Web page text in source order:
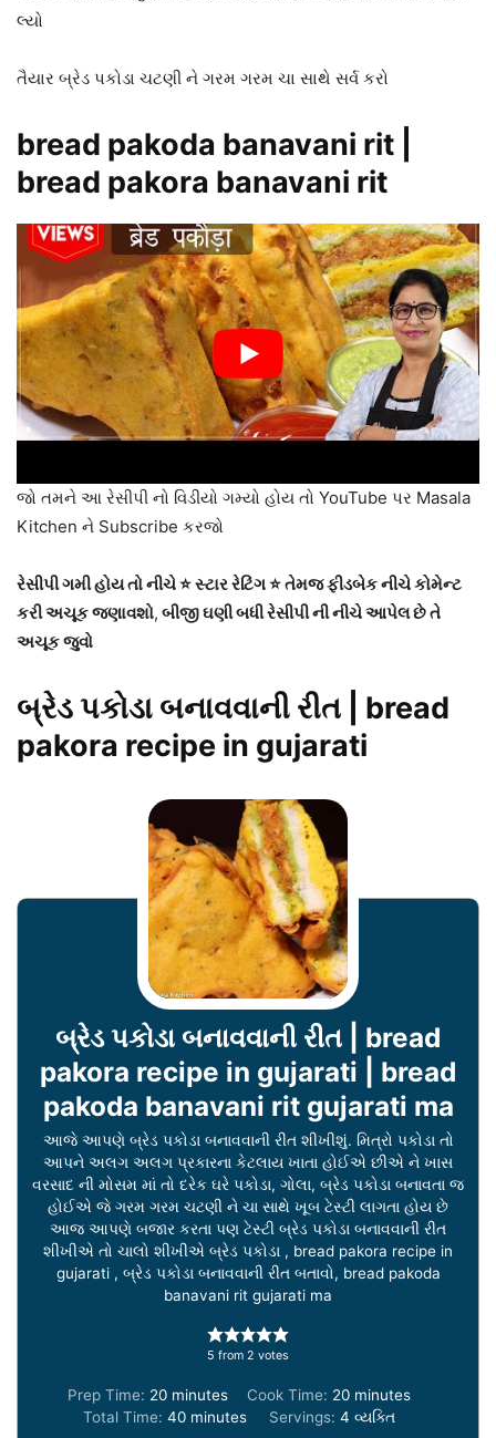
લ્યો
તૈયાર બ્રેડ પકોડા ચટણી ને ગરમ ગરમ ચા સાથે સર્વ કરો
bread pakoda banavani rit |
bread pakora banavani rit
જો તમને આ રેસીપી નો વિડીયો ગમ્યો હોય તો YouTube પર Masala
Kitchen ને Subscribe કરજો
રેસીપી ગમી હોય તો નીચે ⭐ સ્ટાર રેટિંગ ⭐ તેમજ ફીડબેક નીચે કોમેન્ટ
કરી અચૂક જણાવશો, બીજી ઘણી બધી રેસીપી ની નીચે આપેલ છે તે
અચૂક જુવો
બ્રેડ પકોડા બનાવવાની રીત | bread
pakora recipe in gujarati
બ્રેડ પકોડા બનાવવાની રીત | bread
pakora recipe in gujarati | bread
pakoda banavani rit gujarati ma
આજે આપણે બ્રેડ પકોડા બનાવવાની રીત શીખીશું. મિત્રો પકોડા તો
આપને અલગ અલગ પ્રકારના કેટલાય ખાતા હોઈએ છીએ ને ખાસ
વરસાદ ની મોસમ માં તો દરેક ઘરે પકોડા, ગોલા, બ્રેડ પકોડા બનાવતા જ
હોઈએ જે ગરમ ગરમ ચટણી ને ચા સાથે ખૂબ ટેસ્ટી લાગતા હોય છે
આજ આપણે બજાર કરતા પણ ટેસ્ટી બ્રેડ પકોડા બનાવવાની રીત
શીખીએ તો ચાલો શીખીએ બ્રેડ પકોડા , bread pakora recipe in
gujarati , બ્રેડ પકોડા બનાવવાની રીત બતાવો, bread pakoda
banavani rit gujarati ma
5 from 2 votes
Prep Time: 20minutes
minutes Cook Time: 20minutes
minutes
Total Time: 40minutes
minutes Servings: 4 વ્યક્તિ